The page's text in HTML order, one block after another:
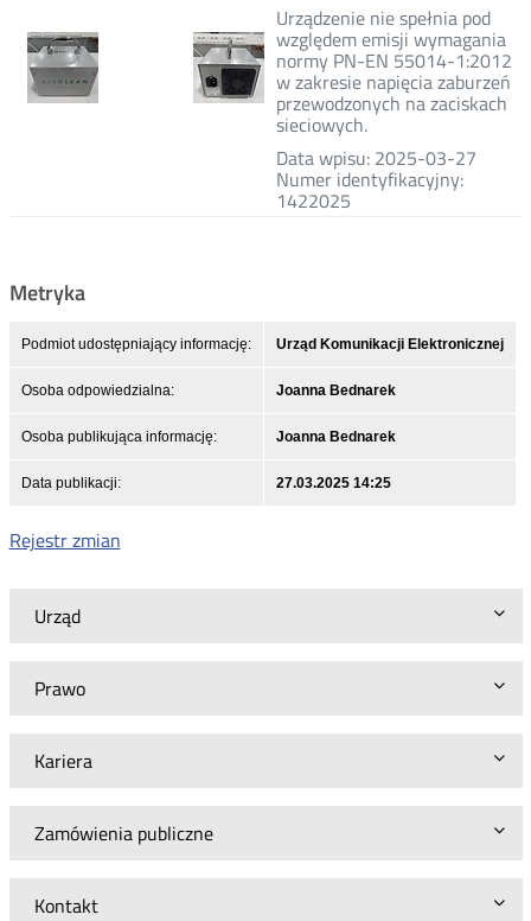
Urząd
Prawo
Kariera
Zamówienia publiczne
Kontakt
Urządzenie nie spełnia pod
względem emisji wymagania
normy PN-EN 55014-1:2012
w zakresie napięcia zaburzeń
przewodzonych na zaciskach
sieciowych.
Data wpisu: 2025-03-27
Numer identyfikacyjny:
1422025
Metryka
Podmiot udostępniający informację: Urząd Komunikacji Elektronicznej
Osoba odpowiedzialna: Joanna Bednarek
Osoba publikująca informację: Joanna Bednarek
Data publikacji: 27.03.2025 14:25
Rejestr zmian